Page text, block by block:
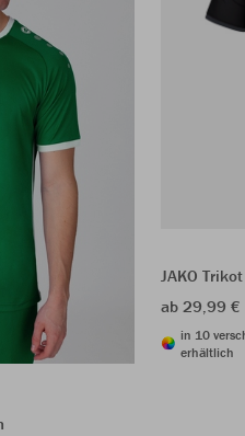
JAKO
ab 29,99 €
in 10
erhältlich